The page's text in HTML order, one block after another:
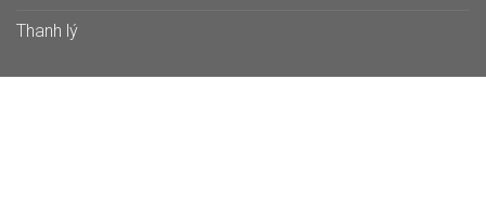
Thanh lý